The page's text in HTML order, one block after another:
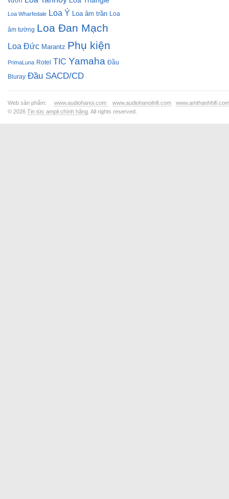
Loa Wharfedale Loa Ý Loa âm trần Loa
âm tường Loa Đan Mạch
Loa Đức Marantz Phụ kiện
PrimaLuna Rotel TIC Yamaha Đầu
Bluray Đầu SACD/CD
Web sản phẩm: www.audiohanoi.com www.audiohanoihifi.com
www.amthanhhifi.com
© 2026 Tin tức ampli chính hãng . All rights reserved.